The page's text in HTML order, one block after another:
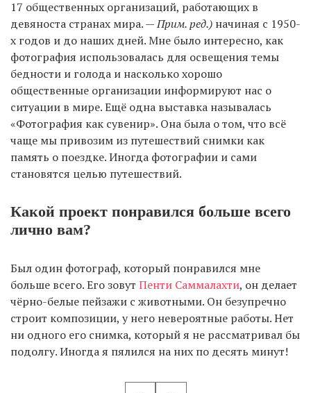
17 общественных организаций, работающих в
девяноста странах мира. —Прим. ред.) начиная с 1950-
х годов и до наших дней. Мне было интересно, как
фотография использовалась для освещения темы
бедности и голода и насколько хорошо
общественные организации информируют нас о
ситуации в мире. Ещё одна выставка называлась
«Фотография как сувенир». Она была о том, что всё
чаще мы привозим из путешествий снимки как
память о поездке. Иногда фотографии и сами
становятся целью путешествий.
Какой проект понравился больше всего
лично вам?
Был один фотограф, который понравился мне
больше всего. Его зовут Пенти Саммалахти, он делает
чёрно-белые пейзажи с животными. Он безупречно
строит композиции, у него невероятные работы. Нет
ни одного его снимка, который я не рассматривал бы
подолгу. Иногда я пялился на них по десять минут!